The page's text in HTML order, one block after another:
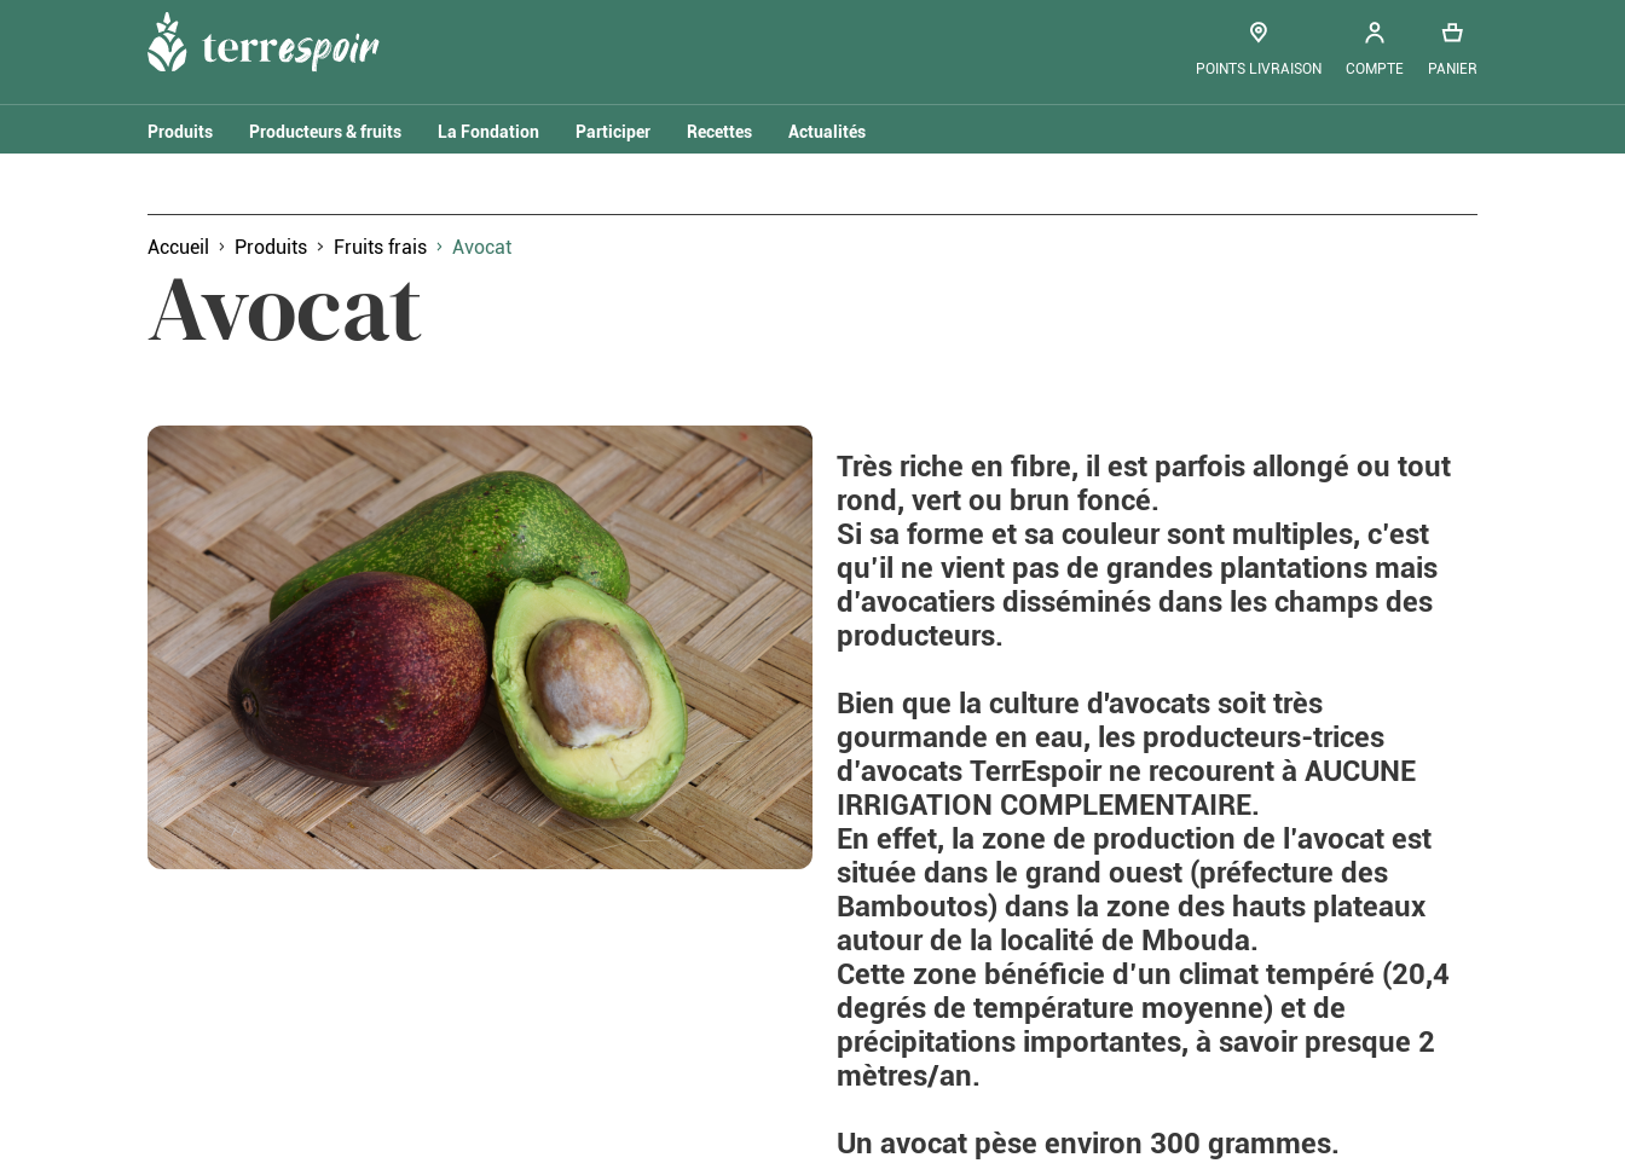
PANIER
COMPTE
POINTS LIVRAISON
Produits Producteurs & fruits La Fondation Participer Recettes Actualités
Accueil Produits Fruits frais Avocat
Avocat
Très riche en fibre, il est parfois allongé ou tout
rond, vert ou brun foncé.
Si sa forme et sa couleur sont multiples, c’est
qu’il ne vient pas de grandes plantations mais
d’avocatiers disséminés dans les champs des
producteurs.
Bien que la culture d'avocats soit très
gourmande en eau, les producteurs-trices
d’avocats TerrEspoir ne recourent à AUCUNE
IRRIGATION COMPLEMENTAIRE.
En effet, la zone de production de l’avocat est
située dans le grand ouest (préfecture des
Bamboutos) dans la zone des hauts plateaux
autour de la localité de Mbouda.
Cette zone bénéficie d’un climat tempéré (20,4
degrés de température moyenne) et de
précipitations importantes, à savoir presque 2
mètres/an.
Un avocat pèse environ 300 grammes.